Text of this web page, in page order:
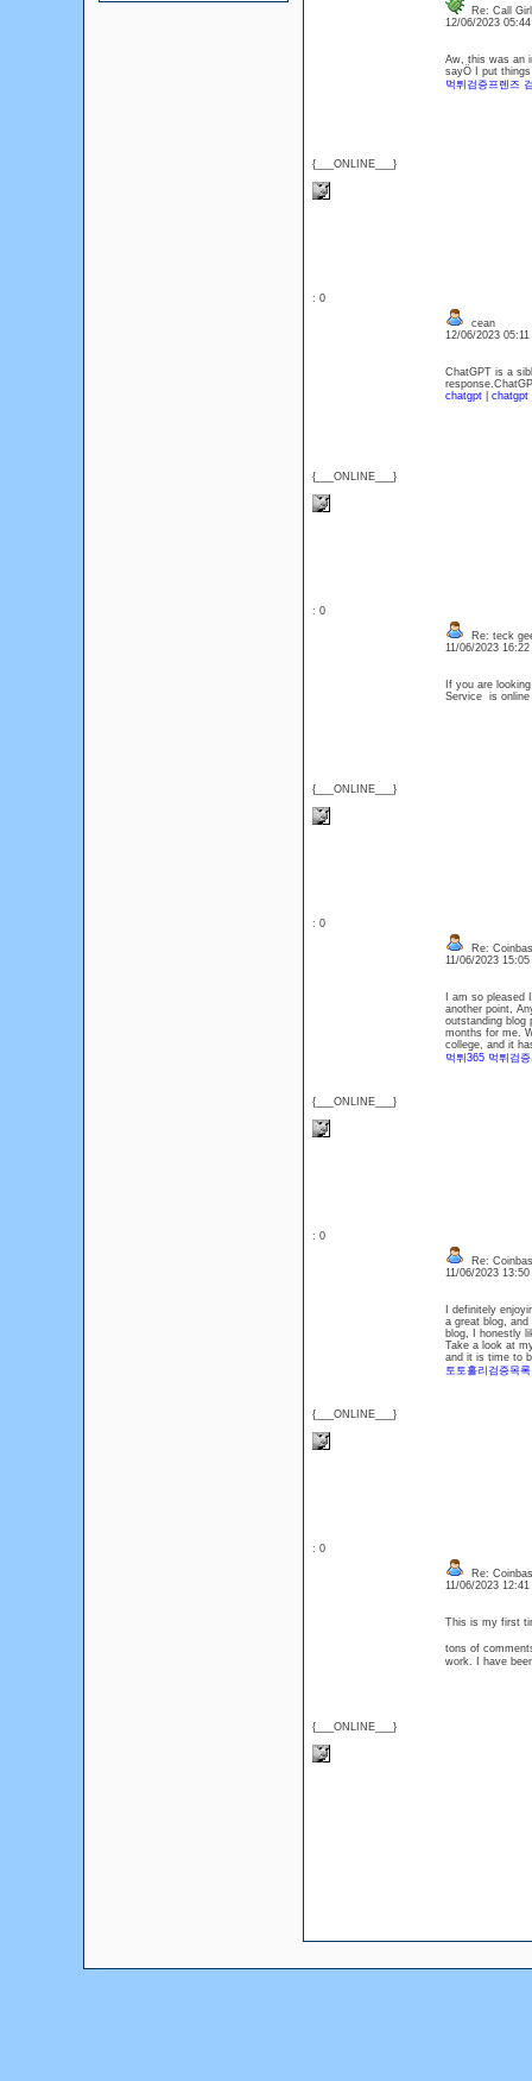
{___ONLINE___}
Re: Call
12/06/2023
Aw, this was an
sayÖ I put
먹튀검증프렌즈
: 0
{___ONLINE___}
cean
12/06/2023
ChatGPT is a
chatgpt| chatgpt
: 0
{___ONLINE___}
Re: teck
11/06/2023
If you are
Service is
: 0
{___ONLINE___}
Re:
11/06/2023
I am so
another point,
outstanding blog
months for me.
college, and it
먹튀365 먹튀검
: 0
{___ONLINE___}
Re:
11/06/2023
I definitely
a great blog,
blog, I honestly
Take a look at
and it is time to
토토홀리검증목록
: 0
{___ONLINE___}
Re:
11/06/2023
This is my first
tons of
work. I have